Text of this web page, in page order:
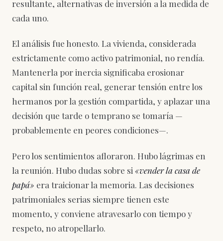
resultante, alternativas de inversión a la medida de
cada uno.
El análisis fue honesto. La vivienda, considerada
estrictamente como activo patrimonial, no rendía.
Mantenerla por inercia significaba erosionar
capital sin función real, generar tensión entre los
hermanos por la gestión compartida, y aplazar una
decisión que tarde o temprano se tomaría —
probablemente en peores condiciones—.
Pero los sentimientos afloraron. Hubo lágrimas en
la reunión. Hubo dudas sobre si «vender la casa de
papá» era traicionar la memoria. Las decisiones
patrimoniales serias siempre tienen este
momento, y conviene atravesarlo con tiempo y
respeto, no atropellarlo.